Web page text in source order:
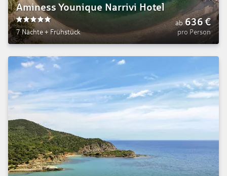
Aminess Younique Narrivi Hotel
5
7 Nächte+ Frühstück
ab 636€
pro Person